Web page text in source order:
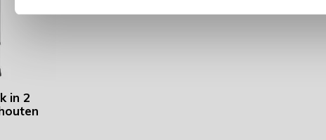
in 2